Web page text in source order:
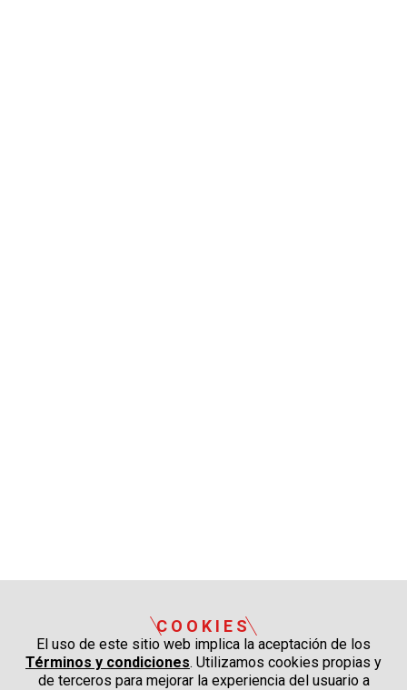
COOKIES
El uso de este sitio web implica la aceptación de los
Términos y condiciones. Utilizamos cookies propias y
de terceros para mejorar la experiencia del usuario a